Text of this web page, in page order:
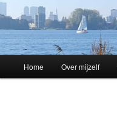
Skip
Home Over mijzelf